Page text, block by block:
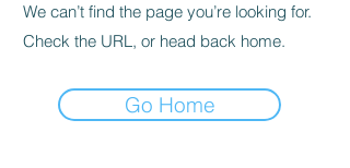
We can’t find the page you’re looking for.
Check the URL, or head back home.
Go Home